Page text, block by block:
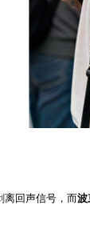
离回声信号，而波